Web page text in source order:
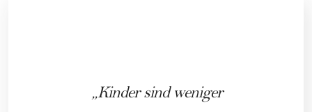
Kinder sind weniger